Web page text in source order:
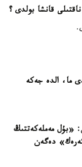
قانشا بولدى ؟
ما، الدە جەكە
«بۇل مەملەكەتتىڭ
كەرەك» دەگەن